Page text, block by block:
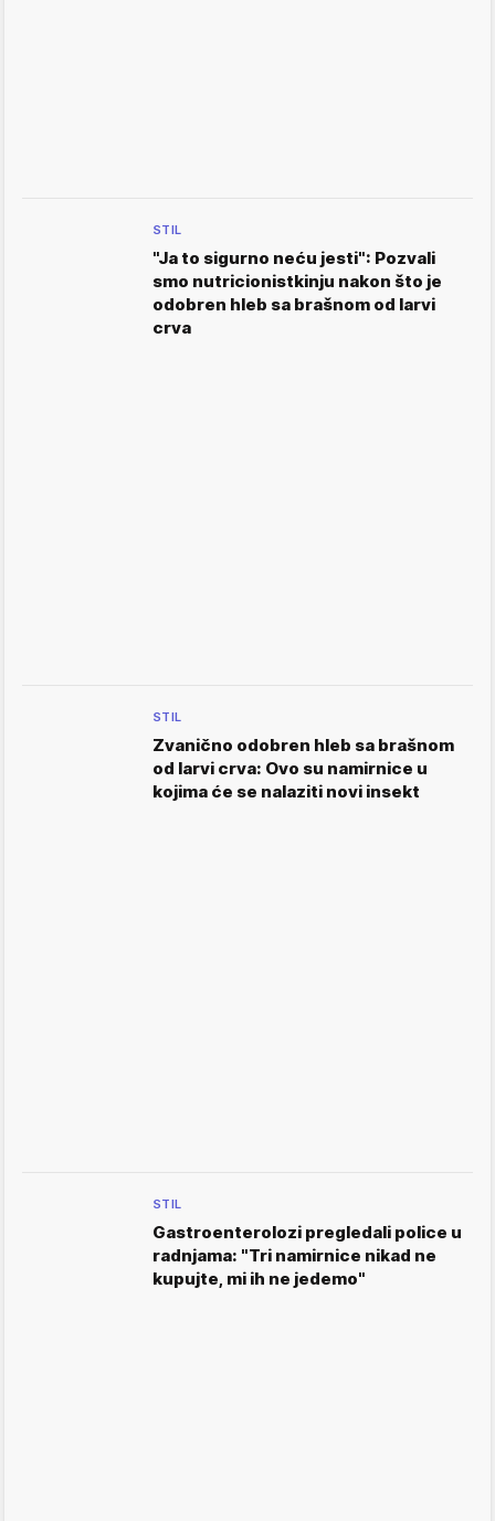
STIL
"Ja to sigurno neću jesti": Pozvali
smo nutricionistkinju nakon što je
odobren hleb sa brašnom od larvi
crva
STIL
Zvanično odobren hleb sa brašnom
od larvi crva: Ovo su namirnice u
kojima će se nalaziti novi insekt
STIL
Gastroenterolozi pregledali police u
radnjama: "Tri namirnice nikad ne
kupujte, mi ih ne jedemo"